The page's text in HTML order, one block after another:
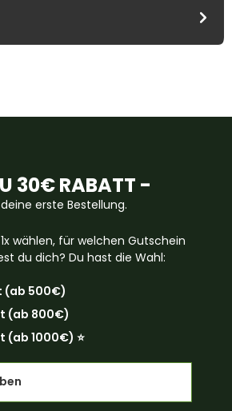
30€ RABATT -
erste Bestellung.
wählen, für welchen Gutschein
du dich? Du hast die Wahl:
(ab 500€)
(ab 800€)
(ab 1000€) ⭐️